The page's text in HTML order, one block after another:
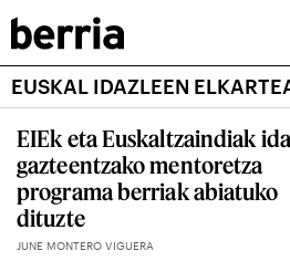
EUSKAL IDAZLEEN
EIEk eta Euskaltzaindiak
gazteentzako mentoretza
programa berriak abiatuko
dituzte
JUNE MONTERO VIGUERA